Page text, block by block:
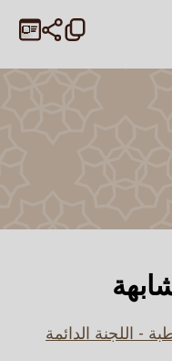
- اللجنة الدائمة